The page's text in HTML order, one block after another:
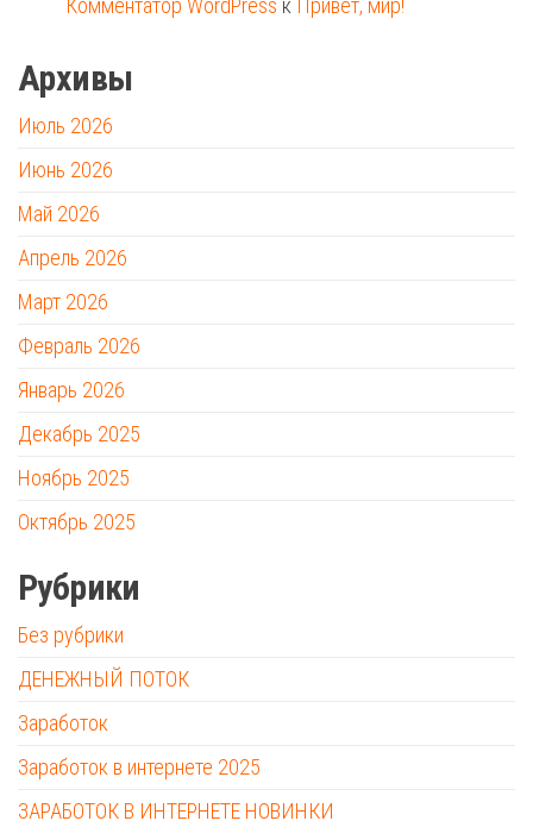
Архивы
Июль 2026
Июнь 2026
Май 2026
Апрель 2026
Март 2026
Февраль 2026
Январь 2026
Декабрь 2025
Ноябрь 2025
Октябрь 2025
Рубрики
Без рубрики
ДЕНЕЖНЫЙ ПОТОК
Заработок
Заработок в интернете 2025
ЗАРАБОТОК В ИНТЕРНЕТЕ НОВИНКИ